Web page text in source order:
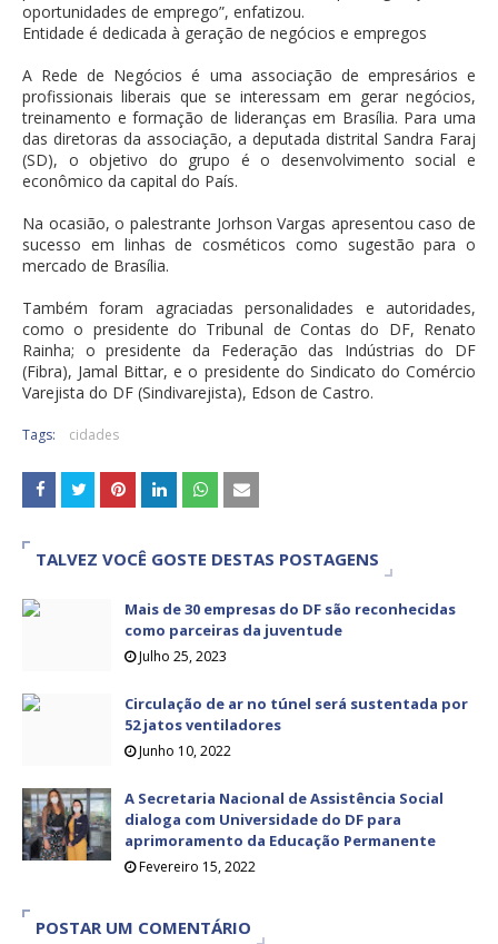
oportunidades de emprego”, enfatizou.
Entidade é dedicada à geração de negócios e empregos
A Rede de Negócios é uma associação de empresários e
profissionais liberais que se interessam em gerar negócios,
treinamento e formação de lideranças em Brasília. Para uma
das diretoras da associação, a deputada distrital Sandra Faraj
(SD), o objetivo do grupo é o desenvolvimento social e
econômico da capital do País.
Na ocasião, o palestrante Jorhson Vargas apresentou caso de
sucesso em linhas de cosméticos como sugestão para o
mercado de Brasília.
Também foram agraciadas personalidades e autoridades,
como o presidente do Tribunal de Contas do DF, Renato
Rainha; o presidente da Federação das Indústrias do DF
(Fibra), Jamal Bittar, e o presidente do Sindicato do Comércio
Varejista do DF (Sindivarejista), Edson de Castro.
Tags: cidades
TALVEZ VOCÊ GOSTE DESTAS POSTAGENS
Mais de 30 empresas do DF são reconhecidas
como parceiras da juventude
Julho 25, 2023
Circulação de ar no túnel será sustentada por
52 jatos ventiladores
Junho 10, 2022
A Secretaria Nacional de Assistência Social
dialoga com Universidade do DF para
aprimoramento da Educação Permanente
Fevereiro 15, 2022
POSTAR UM COMENTÁRIO